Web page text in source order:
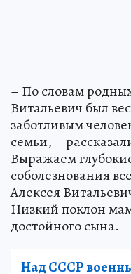
– По словам
Витальевич был
заботливым
семьи, –
Выражаем
соболезнования
Алексея
Низкий поклон
достойного сына.
Над СССР